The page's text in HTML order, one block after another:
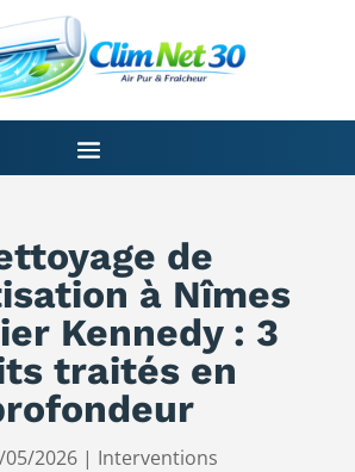
de
à Nîmes
Kennedy : 3
traités en
05/2026 | Interventions